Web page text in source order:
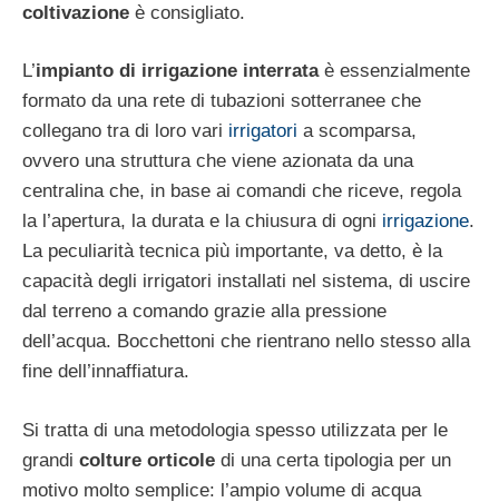
coltivazione è consigliato.
L’impianto di irrigazione interrataè essenzialmente
formato da una rete di tubazioni sotterranee che
collegano tra di loro vari irrigatori a scomparsa,
ovvero una struttura che viene azionata da una
centralina che, in base ai comandi che riceve, regola
la l’apertura, la durata e la chiusura di ogni irrigazione.
La peculiarità tecnica più importante, va detto, è la
capacità degli irrigatori installati nel sistema, di uscire
dal terreno a comando grazie alla pressione
dell’acqua. Bocchettoni che rientrano nello stesso alla
fine dell’innaffiatura.
Si tratta di una metodologia spesso utilizzata per le
grandi colture orticole di una certa tipologia per un
motivo molto semplice: l’ampio volume di acqua